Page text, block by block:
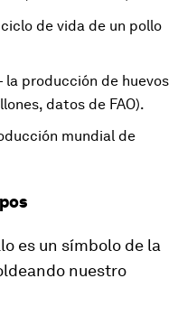
de vida de un pollo
- la producción de huevos
datos de FAO).
mundial de
es un símbolo de la
nuestro